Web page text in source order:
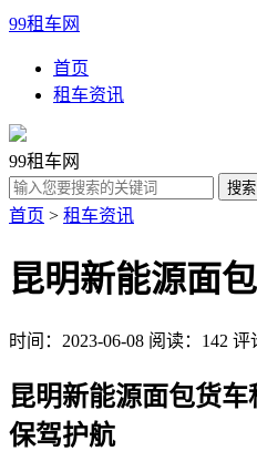
99租车网
首页
租车资讯
99租车网
首页 > 租车资讯
昆明新能源面
时间：2023-06-08 阅读：142 评
昆明新能源面包货
保驾护航